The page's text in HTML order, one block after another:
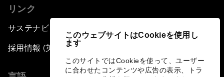
このウェブサイトはCookieを使用し
ます
このサイトではCookieを使って、ユーザー
に合わせたコンテンツや広告の表示、トラ
リンク
サステナビリティへの取り組み
採用情報 (英語のみ)